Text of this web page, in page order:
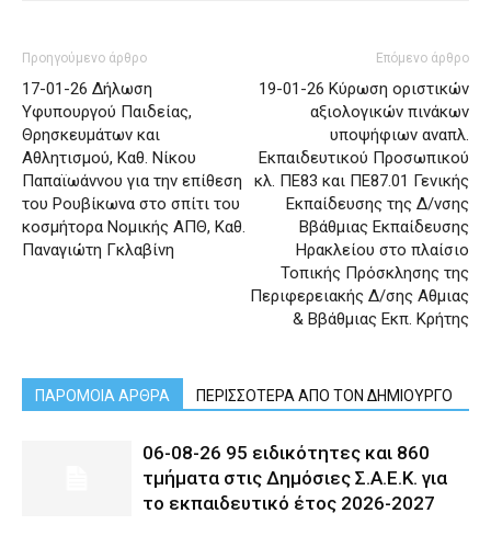
Προηγούμενο άρθρο
17-01-26 Δήλωση
Υφυπουργού Παιδείας,
Θρησκευμάτων και
Αθλητισμού, Καθ. Νίκου
Παπαϊωάννου για την επίθεση
του Ρουβίκωνα στο σπίτι του
κοσμήτορα Νομικής ΑΠΘ, Καθ.
Παναγιώτη Γκλαβίνη
Επόμενο άρθρο
19-01-26 Κύρωση οριστικών
αξιολογικών πινάκων
υποψήφιων αναπλ.
Εκπαιδευτικού Προσωπικού
κλ. ΠΕ83 και ΠΕ87.01 Γενικής
Εκπαίδευσης της Δ/νσης
Ββάθμιας Εκπαίδευσης
Ηρακλείου στο πλαίσιο
Τοπικής Πρόσκλησης της
Περιφερειακής Δ/σης Αθμιας
& Ββάθμιας Εκπ. Κρήτης
ΠΑΡΟΜΟΙΑ ΑΡΘΡΑ ΠΕΡΙΣΣΟΤΕΡΑ ΑΠΟ ΤΟΝ ΔΗΜΙΟΥΡΓΟ
06-08-26 95 ειδικότητες και 860
τμήματα στις Δημόσιες Σ.Α.Ε.Κ. για
το εκπαιδευτικό έτος 2026-2027